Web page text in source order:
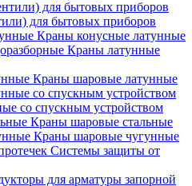
для бытовых приборов
Краны конусные латунные
Краны латунные
Краны шаровые латунные
со спускным устройством
Краны шаровые стальные
Краны шаровые чугунные
Системы защиты от